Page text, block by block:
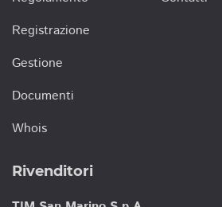
Registrazione
Gestione
Documenti
Whois
Rivenditori